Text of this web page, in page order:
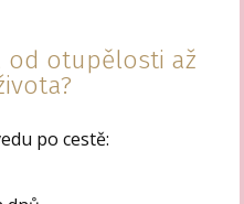
od otupělosti až
po cestě: